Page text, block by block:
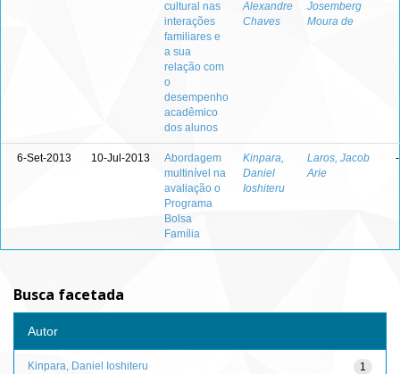
cultural nas
interações
familiares e
a sua
relação com
o
desempenho
acadêmico
dos alunos
Alexandre
Chaves
Josemberg
Moura de
6-Set-2013 10-Jul-2013
Abordagem
multinível na
avaliação o
Programa
Bolsa
Família
Kinpara,
Daniel
Ioshiteru
Laros, Jacob
Arie
-
Busca facetada
Autor
1
Kinpara, Daniel Ioshiteru